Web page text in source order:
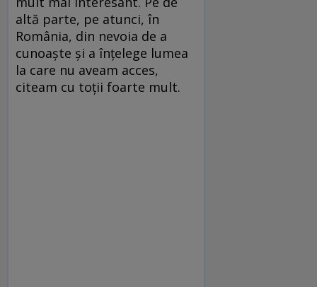
altă parte, pe atunci, în
România, din nevoia de a
cunoaşte şi a înţelege lumea
la care nu aveam acces,
citeam cu toţii foarte mult.